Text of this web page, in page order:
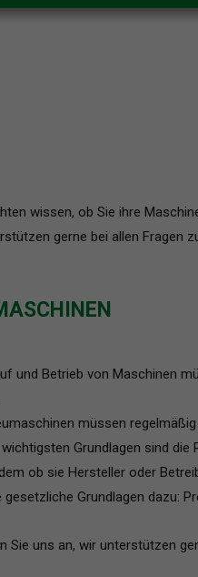
wissen, ob Sie ihre
gerne bei allen Fragen
und Betrieb von Maschinen
müssen
Grundlagen sind die
ob sie Hersteller oder
gesetzliche Grundlagen dazu:
Sie uns an, wir unterstützen